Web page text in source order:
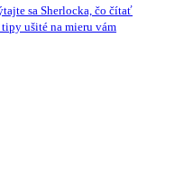
sa Sherlocka, čo čítať
ušité na mieru vám